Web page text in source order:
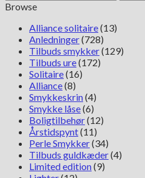
pris
pris
Browse
Alliance solitaire(13)
Anledninger(728)
Tilbuds smykker(129)
Tilbuds ure(172)
Solitaire(16)
Alliance(8)
Smykkeskrin(4)
Smykke låse(6)
Boligtilbehør(12)
Årstidspynt(11)
Perle Smykker(34)
Tilbuds guldkæder(4)
Limited edition(9)